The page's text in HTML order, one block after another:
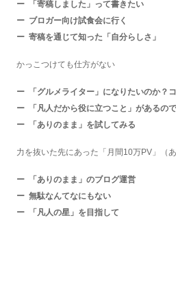
「寄稿しました」って書きたい
ブロガー向け試食会に行く
寄稿を通じて知った「自分らしさ」
かっこつけても仕方がない
「グルメライター」になりたいのか？
「凡人だから役に立つこと」があるの
「ありのまま」を試してみる
力を抜いた先にあった「月間10万PV」（
「ありのまま」のブログ運営
無駄なんてなにもない
「凡人の星」を目指して